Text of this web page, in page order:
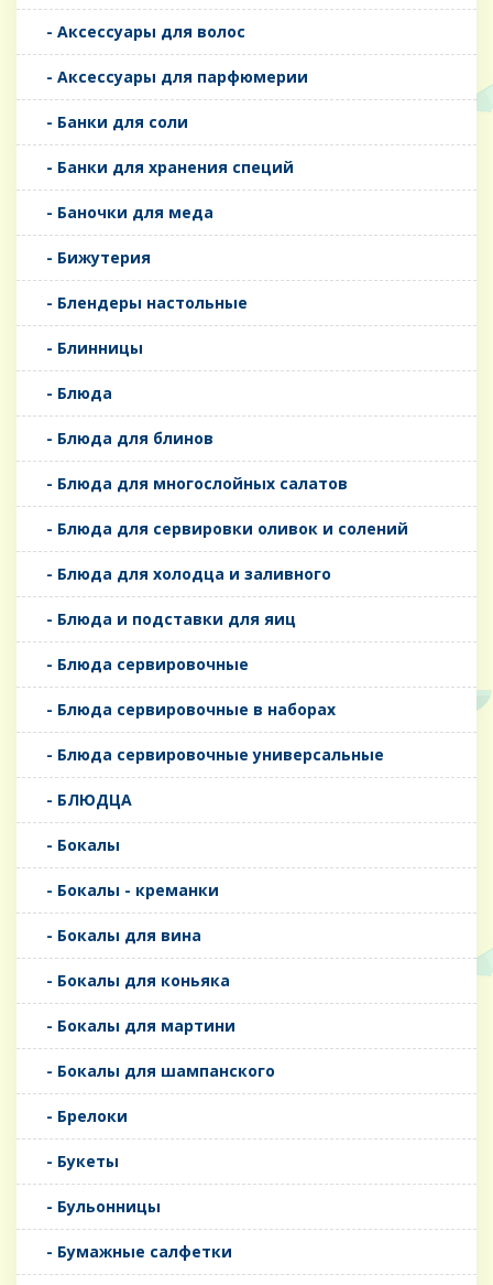
- Аксессуары для волос
- Аксессуары для парфюмерии
- Банки для соли
- Банки для хранения специй
- Баночки для меда
- Бижутерия
- Блендеры настольные
- Блинницы
- Блюда
- Блюда для блинов
- Блюда для многослойных салатов
- Блюда для сервировки оливок и солений
- Блюда для холодца и заливного
- Блюда и подставки для яиц
- Блюда сервировочные
- Блюда сервировочные в наборах
- Блюда сервировочные универсальные
- БЛЮДЦА
- Бокалы
- Бокалы - креманки
- Бокалы для вина
- Бокалы для коньяка
- Бокалы для мартини
- Бокалы для шампанского
- Брелоки
- Букеты
- Бульонницы
- Бумажные салфетки